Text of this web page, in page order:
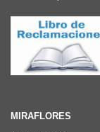
la
de
MIRAFLORES